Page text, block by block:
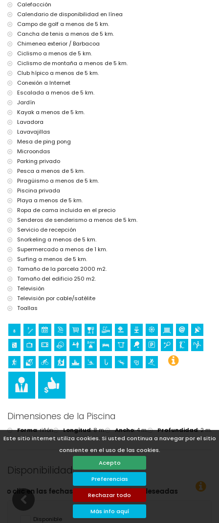
Este sitio internet utiliza cookies. Si usted continua a navegar por el sitio
consiente en el uso de las cookies.
Acepto
Preferencias
Rechazar todo
Más info aquí
El alojamiento es muy adecuado para familias con niños
Instalaciones y servicios incluidos en el precio del alquiler de la
villa
internet (fibra óptica)
aspiradora y plancha con tabla de planchar
ropa de cama y toallas
servicio de recepción y servicio de emergencia 24 horas
mesa de ping-pong
calefacción central y aire acondicionado
Instalaciones y servicios con cargo extra
cama extra y camas/cunas para niños (bajo demanda)
Entretenimiento y actividades de ocio para sus vacaciones en
Jávea, Costa Blanca
cine, teatro, bar y paseo marítimo (Mediterráneo (Puerto)) (a menos
Lugares de interés y cultura en Jávea, Costa Blanca
museo (Histórico de Jávea, Jávea), iglesia (Virgen de Loreto, Puerto,
Jávea), ruina (Molinos de Viento, Jávea), monumento (Pueblo de
Jávea, Jávea), edificio arquitectónico (Pueblo de Jávea, Jávea), lugar
histórico (Pueblo de Jávea y Jávea) (a menos de 5 kilómetros del
alojamiento)
alojamiento)
Deportes
tenis, golf (Club de Golf Jávea), equitación, senderismo, ciclismo de
montaña, ciclismo, escalada, canotaje, kayak, pesca, buceo, snorkel y
surf (a menos de 5 kilómetros de la villa)
Calefacción
Calendario de disponibilidad en línea
Campo de golf a menos de 5 km.
Cancha de tenis a menos de 5 km.
Chimenea exterior / Barbacoa
Ciclismo a menos de 5 km.
Ciclismo de montaña a menos de 5 km.
Club hípico a menos de 5 km.
Conexión a Internet
Escalada a menos de 5 km.
Jardín
Kayak a menos de 5 km.
Lavadora
Lavavajillas
Mesa de ping pong
Microondas
Parking privado
Pesca a menos de 5 km.
Piragüismo a menos de 5 km.
Piscina privada
Playa a menos de 5 km.
Ropa de cama incluida en el precio
Senderos de senderismo a menos de 5 km.
Servicio de recepción
Snorkeling a menos de 5 km.
Supermercado a menos de 1 km.
Surfing a menos de 5 km.
Tamaño de la parcela 2000 m2.
Tamaño del edificio 250 m2.
Televisión
Televisión por cable/satélite
Toallas
Dimensiones de la Piscina
Forma:riñón Longitud:8 m. Ancho:4 m. Profundidad:2 m.
Disponibilidad
Disponible